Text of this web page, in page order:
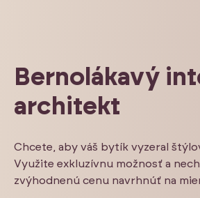
Bernolákavý
architekt
Chcete, aby váš bytík vyzeral
Využite exkluzívnu možnosť a
zvýhodnenú cenu navrhnúť na